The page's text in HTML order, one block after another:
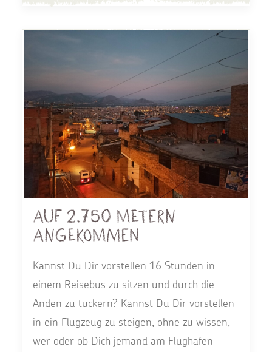
Auf 2.750 Metern
angekommen
Kannst Du Dir vorstellen 16 Stunden in
einem Reisebus zu sitzen und durch die
Anden zu tuckern? Kannst Du Dir vorstellen
in ein Flugzeug zu steigen, ohne zu wissen,
wer oder ob Dich jemand am Flughafen